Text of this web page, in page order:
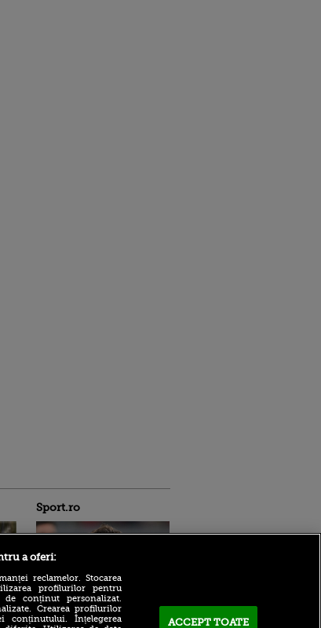
Sport.ro
Rayo Vallecano a luat
a oferi:
reclamelor. Stocarea
profilurilor pentru
de conținut personalizat.
Crearea profilurilor
conținutului. Înțelegerea
ACCEPT TOATE